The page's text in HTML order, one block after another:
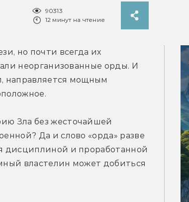
90313
12 минут на чтение
но почти всегда их
неорганизованные орды. И
направляется мощным
Зла без жесточайшей
Да и слово «орда» разве
дисциплиной и проработанной
властелин может добиться